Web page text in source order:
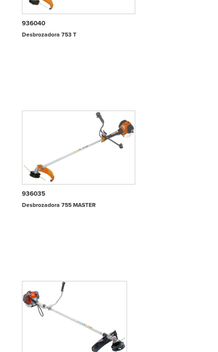
936040
Desbrozadora 753 T
936035
Desbrozadora 755 MASTER